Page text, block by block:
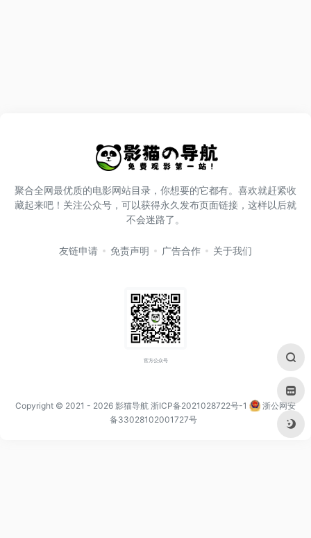
聚合全网最优质的电影网站目录，你想要的它都有。喜欢就赶紧收
藏起来吧！关注公众号，可以获得永久发布页面链接，这样以后就
不会迷路了。
友链申请 免责声明 广告合作 关于我们
官方公众号
Copyright © 2021 - 2026 影猫导航 浙ICP备2021028722号-1
浙公网安
备33028102001727号